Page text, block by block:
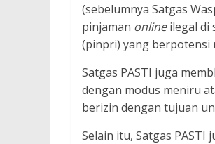
(sebelumnya Satgas
pinjaman onlineilegal di
(pinpri) yang berpotensi
Satgas PASTI juga
dengan modus meniru
berizin dengan tujuan
Selain itu, Satgas